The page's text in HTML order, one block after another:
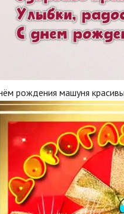
рождения машуня